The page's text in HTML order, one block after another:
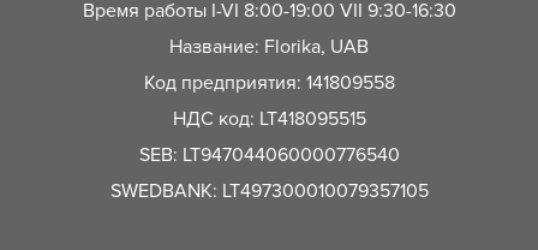
Время работы I-VI 8:00-19:00 VII 9:30-16:30
Название: Florika, UAB
Код предприятия: 141809558
НДС код: LT418095515
SEB: LT947044060000776540
SWEDBANK: LT497300010079357105